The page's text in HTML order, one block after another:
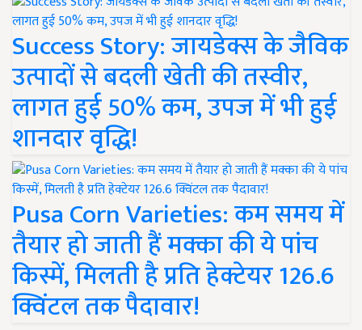
Success Story: जायडेक्स के जैविक
उत्पादों से बदली खेती की तस्वीर,
लागत हुई 50% कम, उपज में भी हुई
शानदार वृद्धि!
Pusa Corn Varieties: कम समय में
तैयार हो जाती हैं मक्का की ये पांच
किस्में, मिलती है प्रति हेक्टेयर 126.6
क्विंटल तक पैदावार!